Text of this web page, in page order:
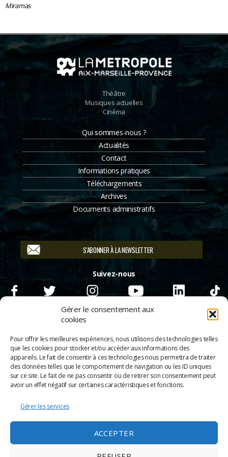
Gérer le consentement aux
cookies
Pour offrir les meilleures expériences, nous utilisons des technologies telles
que les cookies pour stocker et/ou accéder aux informations des
appareils. Le fait de consentir à ces technologies nous permettra de traiter
des données telles que le comportement de navigation ou les ID uniques
sur ce site. Le fait de ne pas consentir ou de retirer son consentement peut
avoir un effet négatif sur certaines caractéristiques et fonctions.
Gérer les services
ACCEPTER
Miramas
Théâtre
Musiques actuelles
Cinéma
Qui sommes-nous ?
Actualités
Contact
Informations pratiques
Téléchargements
Archives
Documents administratifs
S'ABONNER À LA NEWSLETTER
Suivez-nous
© 2026Scènes & Cinés